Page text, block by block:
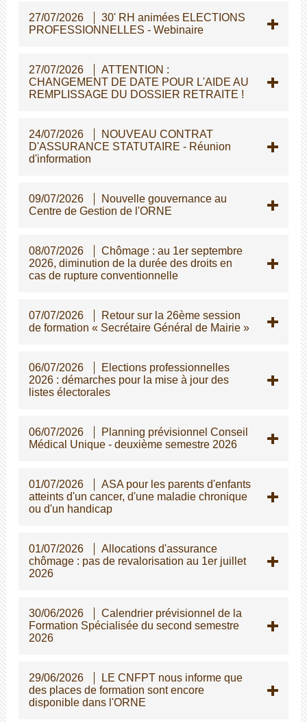
27/07/2026
30' RH animées ELECTIONS
PROFESSIONNELLES - Webinaire
27/07/2026
ATTENTION :
CHANGEMENT DE DATE POUR L'AIDE AU
REMPLISSAGE DU DOSSIER RETRAITE !
24/07/2026
NOUVEAU CONTRAT
D'ASSURANCE STATUTAIRE - Réunion
d'information
09/07/2026
Nouvelle gouvernance au
Centre de Gestion de l'ORNE
08/07/2026
Chômage : au 1er septembre
2026, diminution de la durée des droits en
cas de rupture conventionnelle
07/07/2026
Retour sur la 26ème session
de formation « Secrétaire Général de Mairie »
06/07/2026
Elections professionnelles
2026 : démarches pour la mise à jour des
listes électorales
06/07/2026
Planning prévisionnel Conseil
Médical Unique - deuxième semestre 2026
01/07/2026
ASA pour les parents d'enfants
atteints d'un cancer, d'une maladie chronique
ou d'un handicap
01/07/2026
Allocations d'assurance
chômage : pas de revalorisation au 1er juillet
2026
30/06/2026
Calendrier prévisionnel de la
Formation Spécialisée du second semestre
2026
29/06/2026
LE CNFPT nous informe que
des places de formation sont encore
disponible dans l'ORNE